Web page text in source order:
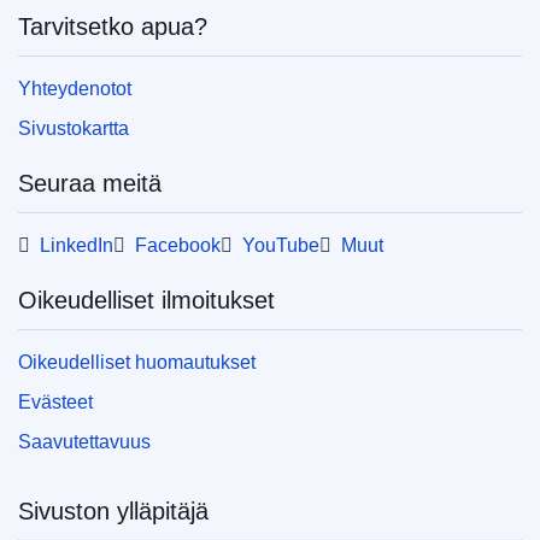
Tarvitsetko apua?
Yhteydenotot
Sivustokartta
Seuraa meitä
LinkedIn Facebook YouTube Muut
Oikeudelliset ilmoitukset
Oikeudelliset huomautukset
Evästeet
Saavutettavuus
Sivuston ylläpitäjä